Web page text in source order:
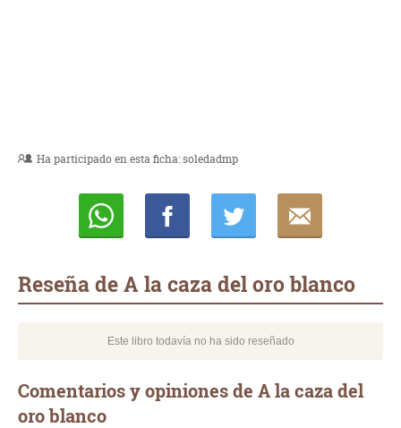
Ha participado en esta ficha:soledadmp
Reseña de A la caza del oro blanco
Este libro todavía no ha sido reseñado
Comentarios y opiniones de A la caza del
oro blanco